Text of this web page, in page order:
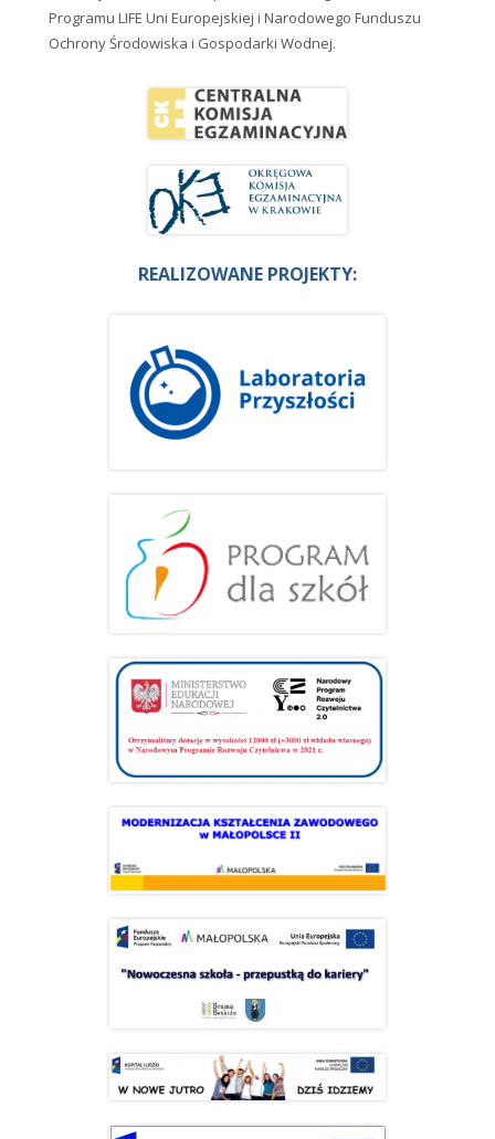
Programu LIFE Uni Europejskiej i Narodowego Funduszu
Ochrony Środowiska i Gospodarki Wodnej.
REALIZOWANE PROJEKTY: